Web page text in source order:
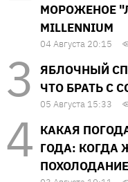
МОРОЖЕНОЕ
MILLENNIUM
04 Августа 20:15
ЯБЛОЧНЫЙ
ЧТО БРАТЬ С
05 Августа 15:33
КАКАЯ
ГОДА: КОГДА
ПОХОЛОДАНИЕ